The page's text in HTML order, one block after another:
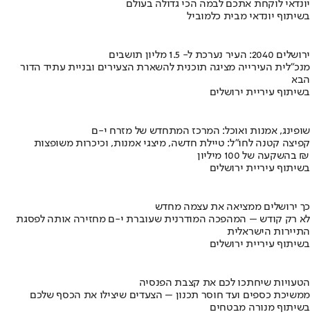
יונדאי לוקחת אתכם לבמה הכי גדולה בעולם
בשיתוף יונדאי מבית כלמוביל
ירושלים 2040: העיר נערכת ל- 1.5 מליון תושבים
מנכ"לית העירייה מציגה תוכנית להשארת הצעירים ובניית עתיד הדור
הבא
בשיתוף עיריית ירושלים
שופינג, אמנות ואוכל: המרכז המתחדש של מזרח י-ם
קפיצה קטנה לחו"ל: טיילת חדשה, מיצגי אמנות, וכיכרות משופצות
בהשקעה של 100 מיליון ₪
בשיתוף עיריית ירושלים
כך ירושלים ממציאה את עצמה מחדש
לא רק קודש – המהפכה המודרנית שעוברת י-ם מחזירה אותה לפסגת
התיירות הישראלית
בשיתוף עיריית ירושלים
הטעויות שיחתכו לכם את קצבת הפנסיה
ממשיכת כספים ועד חוסר תכנון – הצעדים שיצילו את הכסף שלכם
בשיתוף מנורה מבטחים